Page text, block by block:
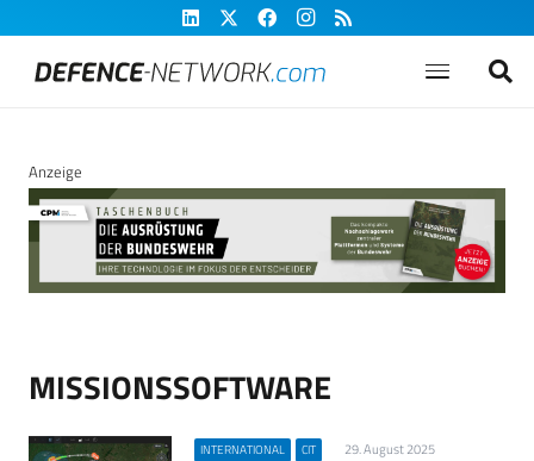
Anzeige
MISSIONSSOFTWARE
INTERNATIONAL CIT 29. August 2025